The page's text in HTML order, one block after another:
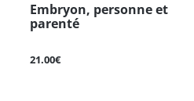
Embryon, personne et
parenté
21.00€